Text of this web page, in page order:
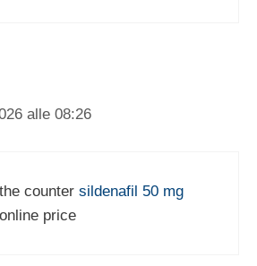
alle 08:26
counter sildenafil 50 mg
price